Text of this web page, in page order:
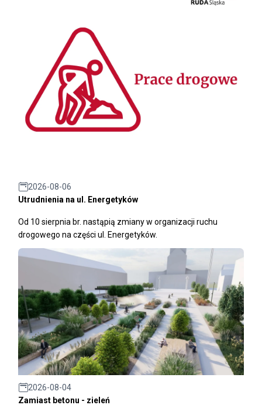
2026-08-06
Utrudnienia na ul. Energetyków
Od 10 sierpnia br. nastąpią zmiany w organizacji ruchu
drogowego na części ul. Energetyków.
2026-08-04
Zamiast betonu - zieleń